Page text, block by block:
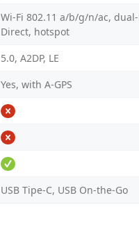
Wi-Fi 802.11 a/b/g/n/ac,
Direct, hotspot
5.0, A2DP, LE
Yes, with A-GPS
USB Tipe-C, USB On-the-Go